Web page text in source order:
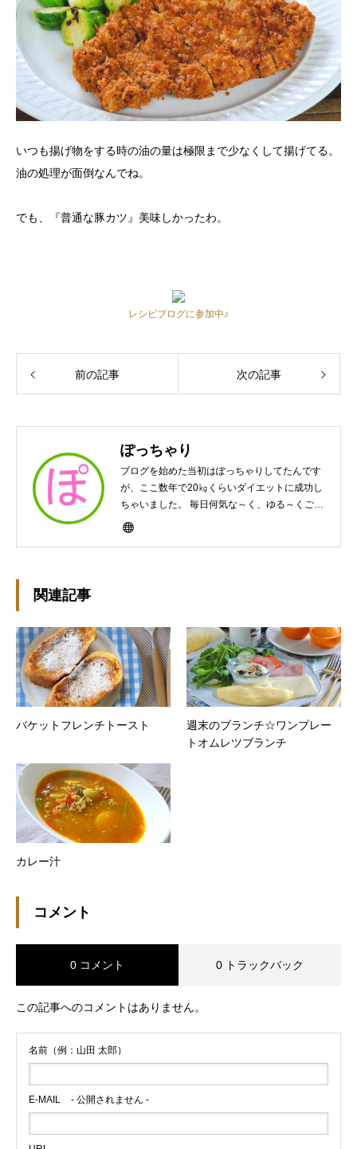
いつも揚げ物をする時の油の量は極限まで少なくして揚げてる。
油の処理が面倒なんでね。
でも、『普通な豚カツ』美味しかったわ。
レシピブログに参加中♪
前の記事 次の記事
ぽっちゃり
ブログを始めた当初はぽっちゃりしてたんです
が、ここ数年で20㎏くらいダイエットに成功し
ちゃいました。 毎日何気な～く、ゆる～くご飯
作ってますんで、ゆる～い感じで見て頂けたら
関連記事
バケットフレンチトースト
週末のブランチ☆ワンプレー
トオムレツブランチ
カレー汁
コメント
0 コメント 0 トラックバック
この記事へのコメントはありません。
名前（例：山田 太郎）
E-MAIL - 公開されません -